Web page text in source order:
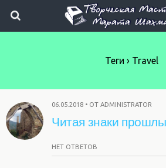
Теги › Travel
06.05.2018 • ОТ ADMINISTRATOR
Читая знаки
НЕТ ОТВЕТОВ